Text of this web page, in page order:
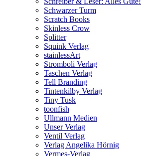
Schwarzer Turm
Scratch Books
Skinless Crow
Splitter
Squink Verlag
stainlessArt
Stromboli Verlag
Taschen Verlag
Tell Branding
Tintenkilby Verlag
Tiny Tusk
toonfish
Ullmann Medien
Unser Verlag
Ventil Verlag
Verlag Angelika Hörnig
Vermes-Verlag